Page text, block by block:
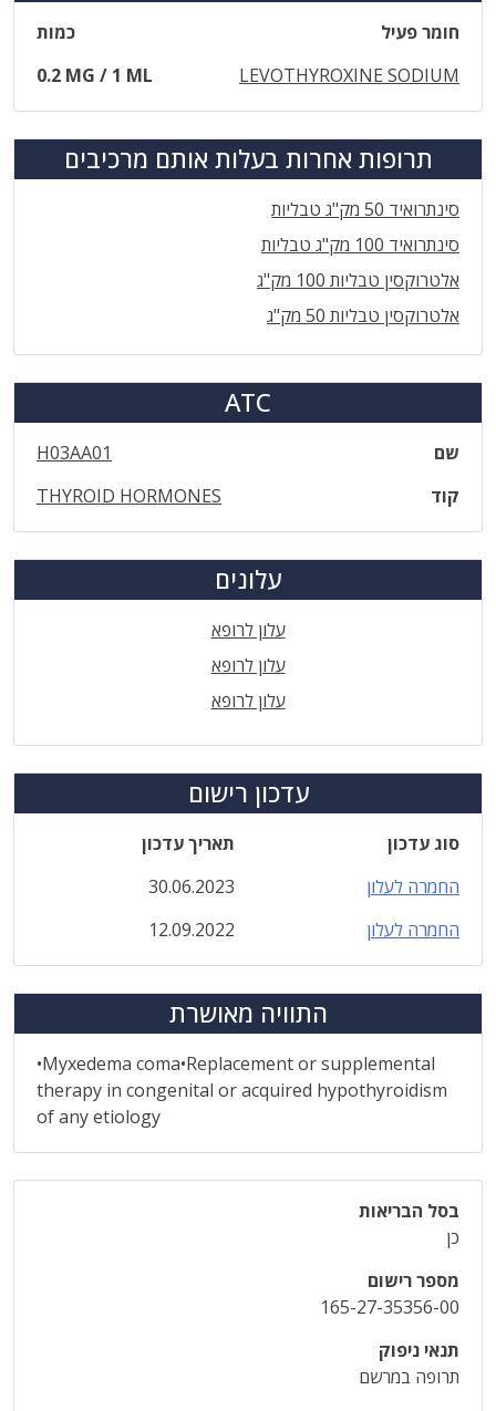
חומר פעיל
כמות
LEVOTHYROXINE SODIUM
0.2 MG / 1 ML
תרופות אחרות בעלות אותם מרכיבים
סינתרואיד 50 מק"ג טבליות
סינתרואיד 100 מק"ג טבליות
אלטרוקסין טבליות 100 מק"ג
אלטרוקסין טבליות 50 מק"ג
ATC
שם
H03AA01
קוד
THYROID HORMONES
עלונים
עלון לרופא
עלון לרופא
עלון לרופא
עדכון רישום
סוג עדכון
תאריך עדכון
החמרה לעלון
30.06.2023
החמרה לעלון
12.09.2022
התוויה מאושרת
•Myxedema coma•Replacement or supplemental
therapy in congenital or acquired hypothyroidism
of any etiology
בסל הבריאות
כן
מספר רישום
165-27-35356-00
תנאי ניפוק
תרופה במרשם